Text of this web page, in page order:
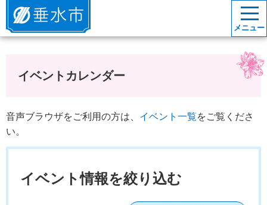
垂水市
メニュー
イベントカレンダー
音声ブラウザをご利用の方は、 イベント一覧をご覧くださ
い。
イベント情報を絞り込む